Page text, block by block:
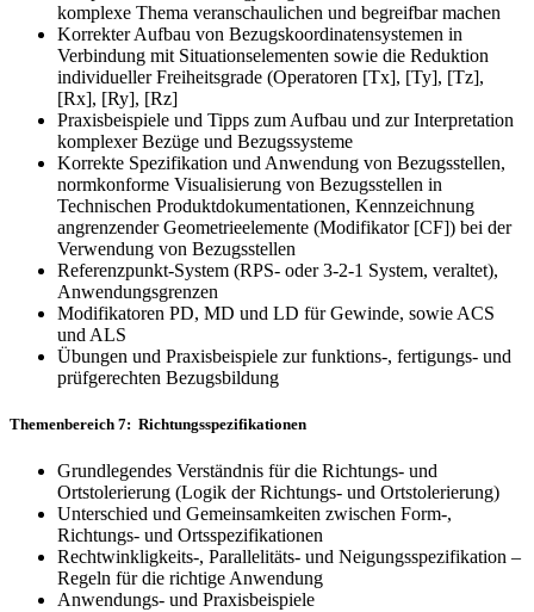
komplexe Thema veranschaulichen und begreifbar machen
Korrekter Aufbau von Bezugskoordinatensystemen in
Verbindung mit Situationselementen sowie die Reduktion
individueller Freiheitsgrade (Operatoren [Tx], [Ty], [Tz],
[Rx], [Ry], [Rz]
Praxisbeispiele und Tipps zum Aufbau und zur Interpretation
komplexer Bezüge und Bezugssysteme
Korrekte Spezifikation und Anwendung von Bezugsstellen,
normkonforme Visualisierung von Bezugsstellen in
Technischen Produktdokumentationen, Kennzeichnung
angrenzender Geometrieelemente (Modifikator [CF]) bei der
Verwendung von Bezugsstellen
Referenzpunkt-System (RPS- oder 3-2-1 System, veraltet),
Anwendungsgrenzen
Modifikatoren PD, MD und LD für Gewinde, sowie ACS
und ALS
Übungen und Praxisbeispiele zur funktions-, fertigungs- und
prüfgerechten Bezugsbildung
Themenbereich 7: Richtungsspezifikationen
Grundlegendes Verständnis für die Richtungs- und
Ortstolerierung (Logik der Richtungs- und Ortstolerierung)
Unterschied und Gemeinsamkeiten zwischen Form-,
Richtungs- und Ortsspezifikationen
Rechtwinkligkeits-, Parallelitäts- und Neigungsspezifikation –
Regeln für die richtige Anwendung
Anwendungs- und Praxisbeispiele